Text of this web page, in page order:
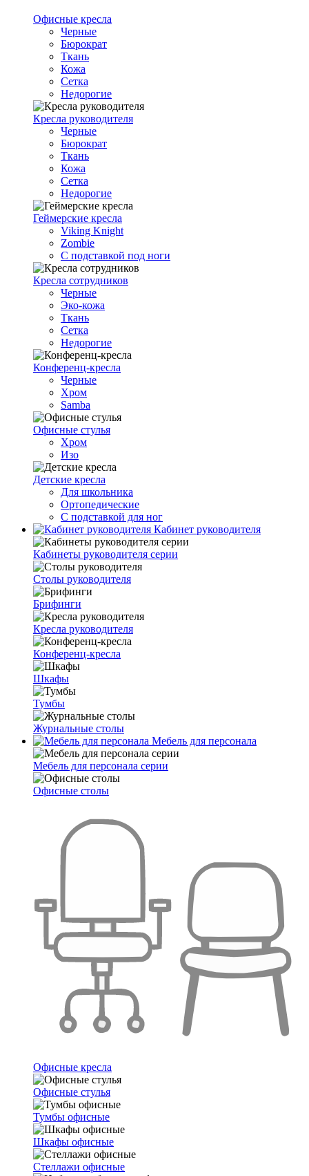
Офисные кресла
Черные
Бюрократ
Ткань
Кожа
Сетка
Недорогие
Кресла руководителя
Черные
Бюрократ
Ткань
Кожа
Сетка
Недорогие
Геймерские кресла
Viking Knight
Zombie
С подставкой под ноги
Кресла сотрудников
Черные
Эко-кожа
Ткань
Сетка
Недорогие
Конференц-кресла
Черные
Хром
Samba
Офисные стулья
Хром
Изо
Детские кресла
Для школьника
Ортопедические
С подставкой для ног
Кабинет руководителя
Кабинеты руководителя серии
Столы руководителя
Брифинги
Кресла руководителя
Конференц-кресла
Шкафы
Тумбы
Журнальные столы
Мебель для персонала
Мебель для персонала серии
Офисные столы
Офисные кресла
Офисные стулья
Тумбы офисные
Шкафы офисные
Стеллажи офисные